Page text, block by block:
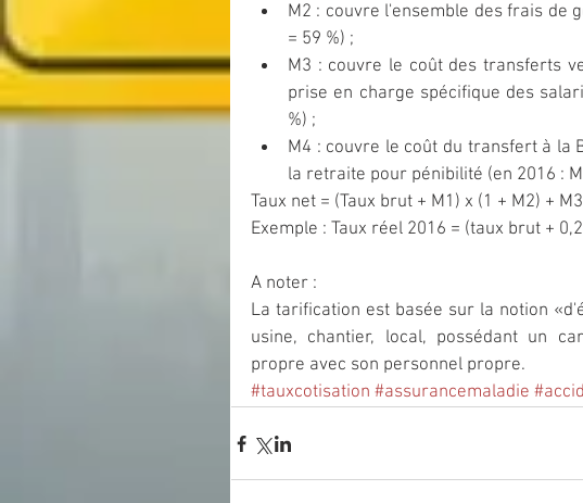
M2 : couvre l'ensemble des frais de
= 59 %) ;
M3 : couvre le coût des transferts
prise en charge spécifique des
%) ;
M4 : couvre le coût du transfert à la
la retraite pour pénibilité (en 2016 :
Taux net = (Taux brut + M1) x (1 + M2) +
Exemple : Taux réel 2016 = (taux brut +
A noter :
La tarification est basée sur la notion
usine, chantier, local, possédant un
propre avec son personnel propre.
#tauxcotisation #assurancemaladie